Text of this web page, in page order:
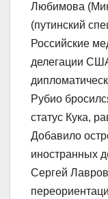
Любимова
(путинский
Российские
делегации
Рубио
статус Кука,
Добавило
иностранных
Сергей